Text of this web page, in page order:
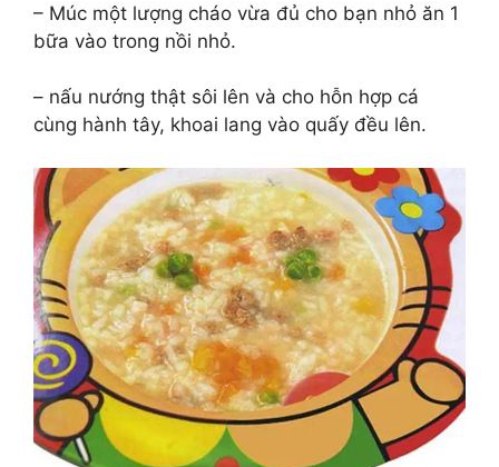
– Múc một lượng cháo vừa đủ cho bạn nhỏ ăn 1
bữa vào trong nồi nhỏ.
– nấu nướng thật sôi lên và cho hỗn hợp cá
cùng hành tây, khoai lang vào quấy đều lên.